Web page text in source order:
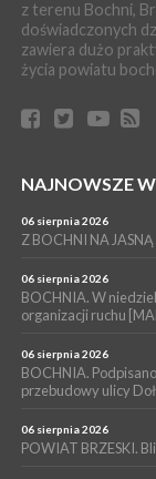
BRZESKO.
WYDARZENIA
04 sierpnia 2026
zabrał dziecko do
Z BOCHNI NA
WYDARZENIA
BRZESKO.
mężczyzny
z terenu Bochni,
doświadczonych
zawiera dużo
życia powiatu
NAJNOWSZE
06 sierpnia 2026
Z BOCHNI NA
06 sierpnia 2026
BOCHNIA. W
organizacji ruchu
06 sierpnia 2026
BOCHNIA.
przebudowy ulicy
06 sierpnia 2026
POWIAT BRZESKI.